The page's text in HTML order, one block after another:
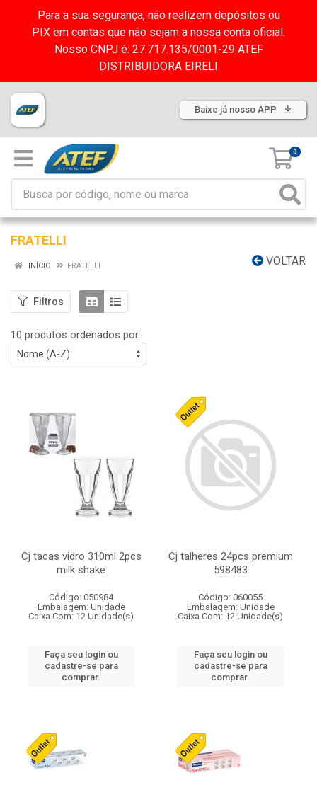
Para a sua segurança, não realizem depósitos ou
PIX em contas que não sejam a nossa conta oficial.
Nosso CNPJ é: 27.717.135/0001-29 ATEF
DISTRIBUIDORA EIRELI
Baixe já nosso APP
0
FRATELLI
VOLTAR
INÍCIO FRATELLI
Filtros
10 produtos ordenados por:
Cj tacas vidro 310ml 2pcs
milk shake
Código: 050984
Embalagem: Unidade
Caixa Com: 12 Unidade(s)
Faça seu login ou
cadastre-se para
comprar.
Cj talheres 24pcs premium
598483
Código: 060055
Embalagem: Unidade
Caixa Com: 12 Unidade(s)
Faça seu login ou
cadastre-se para
comprar.